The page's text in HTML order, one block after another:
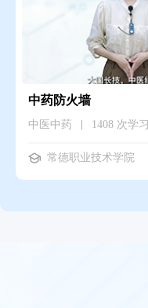
中药防火墙
中医中药 1408 次学习
常德职业技术学院